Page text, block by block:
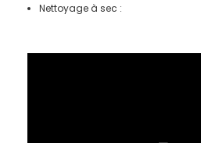
Nettoyage à sec :